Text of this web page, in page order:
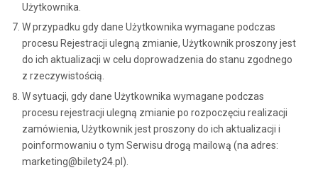
Użytkownika.
W przypadku gdy dane Użytkownika wymagane podczas
procesu Rejestracji ulegną zmianie, Użytkownik proszony jest
do ich aktualizacji w celu doprowadzenia do stanu zgodnego
z rzeczywistością.
W sytuacji, gdy dane Użytkownika wymagane podczas
procesu rejestracji ulegną zmianie po rozpoczęciu realizacji
zamówienia, Użytkownik jest proszony do ich aktualizacji i
poinformowaniu o tym Serwisu drogą mailową (na adres:
marketing@bilety24.pl).